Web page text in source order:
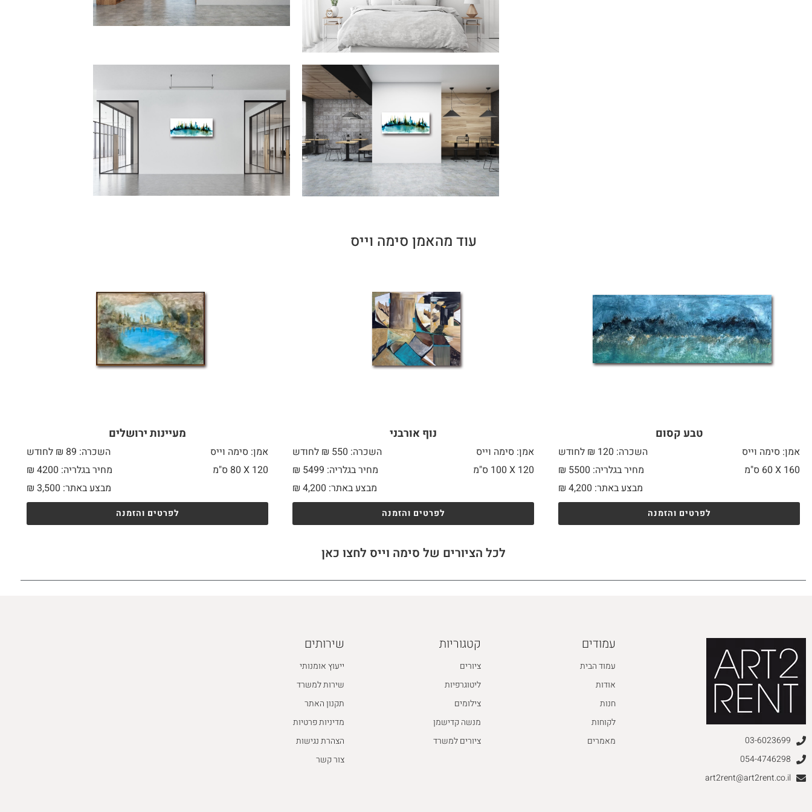
עוד מהאמן סימה וייס
טבע קסום
אמן: סימה וייס
השכרה: 120 ₪ לחודש
160 X
מחיר בגלריה: 5500 ₪
מבצע באתר:
₪ 4,200
לפרטים והזמנה
נוף אורבני
אמן: סימה וייס
השכרה: 550 ₪ לחודש
120 X
מחיר בגלריה: 5499 ₪
מבצע באתר:
₪ 4,200
לפרטים והזמנה
מעיינות ירושלים
אמן: סימה וייס
השכרה: 89 ₪ לחודש
120 X
מחיר בגלריה: 4200 ₪
מבצע באתר:
₪ 3,500
לפרטים והזמנה
לכל הציורים של סימה וייס לחצו כאן
03-6023699
054-4746298
art2rent@art2rent.co.il
עמודים
עמוד הבית
אודות
חנות
לקוחות
מאמרים
קטגוריות
ציורים
ליטוגרפיות
צילומים
מנשה קדישמן
ציורים למשרד
שירותים
ייעוץ אומנותי
שירות למשרד
תקנון האתר
מדיניות פרטיות
הצהרת נגישות
צור קשר